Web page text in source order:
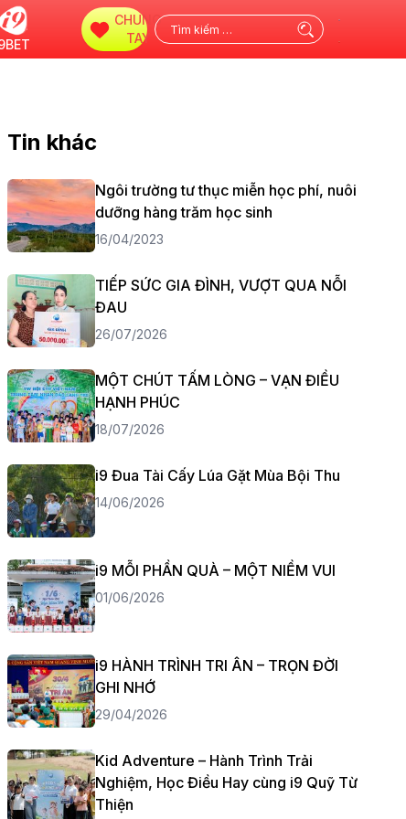
CHUNG
TAY
kiếm
Tin khác
Ngôi trường tư thục miễn học phí, nuôi
dưỡng hàng trăm học sinh
16/04/2023
TIẾP SỨC GIA ĐÌNH, VƯỢT QUA NỖI
ĐAU
26/07/2026
MỘT CHÚT TẤM LÒNG – VẠN ĐIỀU
HẠNH PHÚC
18/07/2026
i9 Đua Tài Cấy Lúa Gặt Mùa Bội Thu
14/06/2026
i9 MỖI PHẦN QUÀ – MỘT NIỀM VUI
01/06/2026
i9 HÀNH TRÌNH TRI ÂN – TRỌN ĐỜI
GHI NHỚ
29/04/2026
Kid Adventure – Hành Trình Trải
Nghiệm, Học Điều Hay cùng i9 Quỹ Từ
Thiện